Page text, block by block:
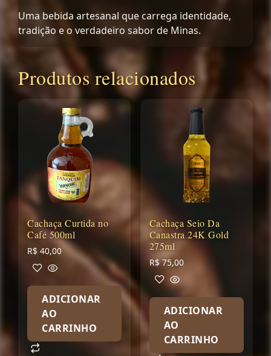
Uma bebida artesanal que carrega identidade,
tradição e o verdadeiro sabor de Minas.
Produtos relacionados
Cachaça Curtida no
Café 500ml
R$ 40,00
ADICIONAR
AO
CARRINHO
Cachaça Seio Da
Canastra 24K Gold
275ml
R$75,00
ADICIONAR
AO
CARRINHO